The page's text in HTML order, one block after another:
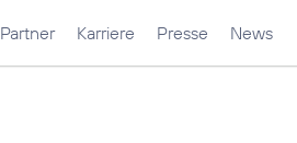
Partner Karriere Presse News